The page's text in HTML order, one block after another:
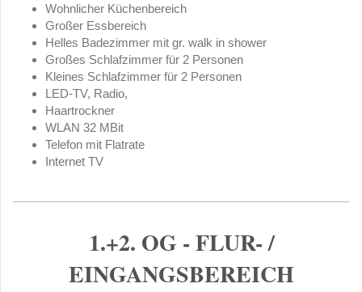
Wohnlicher Küchenbereich
Großer Essbereich
Helles Badezimmer mit gr. walk in shower
Großes Schlafzimmer für 2 Personen
Kleines Schlafzimmer für 2 Personen
LED-TV, Radio,
Haartrockner
WLAN 32 MBit
Telefon mit Flatrate
Internet TV
1.+2. OG - FLUR- /
EINGANGSBEREICH